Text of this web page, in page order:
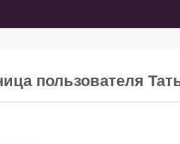
пользователя